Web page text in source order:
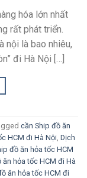
hóa lớn nhất
rất phát triển.
nội là bao nhiêu,
đi Hà Nội […]
cần Ship đồ ăn
HCM đi Hà Nội Dịch
đồ ăn hỏa tốc HCM
ăn hỏa tốc HCM đi Hà
ăn hỏa tốc HCM đi